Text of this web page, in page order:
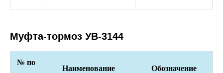
Муфта-тормоз УВ-3144
№ по
Наименование Обозначение